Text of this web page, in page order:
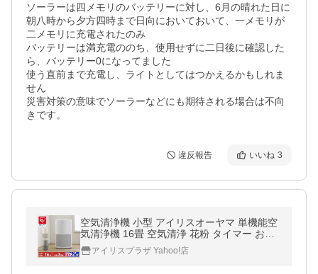
ソーラーは四メモリのバッテリーに対し、6月の晴れた日に
朝八時から夕方四時まで日向においておいて、一メモリが
二メモリに充電されたのみ
バッテリーは満充電ののち、使用せずに二日後に確認した
ら、バッテリー0になってました
使う直前まで充電し、ライトとしてはつかえるかもしれま
せん
災害対策の意味でソーラーなどにも期待される場合は不向
きです。
違反報告 いいね 3
空気清浄機 小型 アイリスオーヤマ 単機能空
気清浄機 16畳 空気清浄 花粉 タイマー お手
入れ簡単 おやすみモード 高性能フィルター
安心延長保証対象
アイリスプラザ Yahoo!店